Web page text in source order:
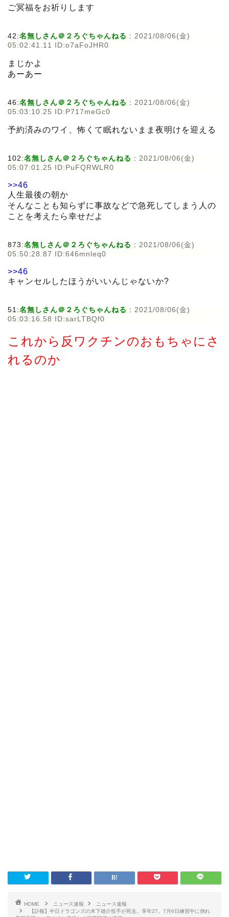
ご冥福をお祈りします
42:名無しさん＠２ろぐちゃんねる : 2021/08/06(金)
05:02:41.11 ID:o7aFoJHR0
まじかよ
あーあー
46:名無しさん＠２ろぐちゃんねる : 2021/08/06(金)
05:03:10.25 ID:P717meGc0
予約済みのワイ、怖くて眠れないまま夜明けを迎える
102:名無しさん＠２ろぐちゃんねる : 2021/08/06(金)
05:07:01.25 ID:PuFQRWLR0
>>46
人生最後の朝か
そんなことも知らずに事故などで急死してしまう人の
ことを考えたら幸せだよ
873:名無しさん＠２ろぐちゃんねる : 2021/08/06(金)
05:50:28.87 ID:646mnleq0
>>46
キャンセルしたほうがいいんじゃないか?
51:名無しさん＠２ろぐちゃんねる : 2021/08/06(金)
05:03:16.58 ID:sarLTBQf0
これから反ワクチンのおもちゃにさ
れるのか
HOME ニュース速報
ニュース速報
【訃報】中日ドラゴンズの木下雄介投手が死去。享年27。7月6日練習中に倒れ